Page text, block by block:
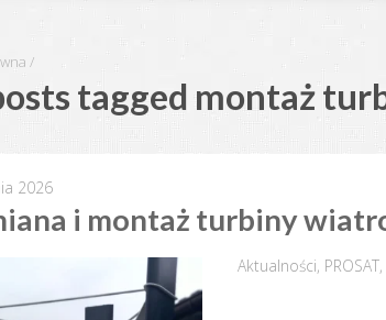
/
tagged montaż
2026
i montaż turbiny
Aktualności, PROSAT,